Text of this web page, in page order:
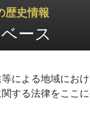
歴史情報
ース
による地域にお
する法律をここに